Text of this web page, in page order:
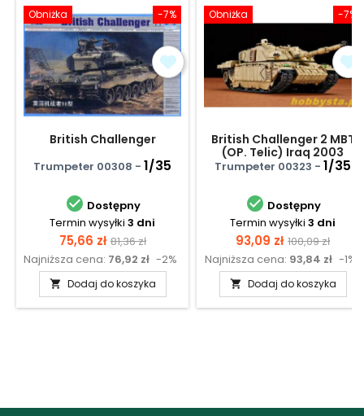
-7%
Obniżka
British Challenger
Trumpeter 00308 - 1/35
 Dostępny
Termin wysyłki 3 dni
Cena
75,66 zł Cena
podstawowa
81,36 zł
Najniższa cena: 76,92 zł -2%
 Dodaj do koszyka
-7%
Obniżka
British Challenger 2 MBT
(OP. Telic) Iraq 2003
Trumpeter 00323 - 1/35
 Dostępny
Termin wysyłki 3 dni
Cena
93,09 zł Cena
100,09 zł
Najniższa cena: 93,84 zł -1%
 Dodaj do koszyka